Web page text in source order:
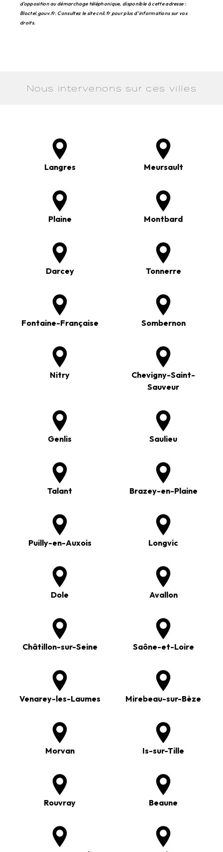
d'opposition au démarchage téléphonique, disponible à cette adresse :
Bloctel.gouv.fr. Consultez le site cnil.fr pour plus d’informations sur vos
droits.
Nous intervenons sur ces villes
Langres Meursault
Plaine Montbard
Darcey Tonnerre
Fontaine-Française Sombernon
Nitry
Chevigny-Saint-
Sauveur
Genlis Saulieu
Talant Brazey-en-Plaine
Puilly-en-Auxois Longvic
Dole Avallon
Châtillon-sur-Seine Saône-et-Loire
Venarey-les-Laumes Mirebeau-sur-Bèze
Morvan Is-sur-Tille
Rouvray Beaune